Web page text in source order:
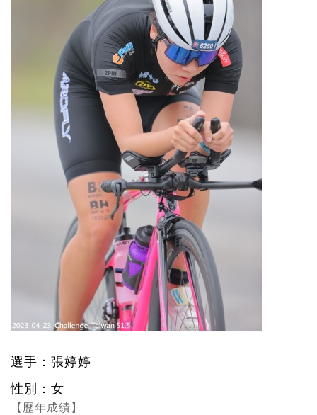
選手：張婷婷
性別：女
【歷年成績】